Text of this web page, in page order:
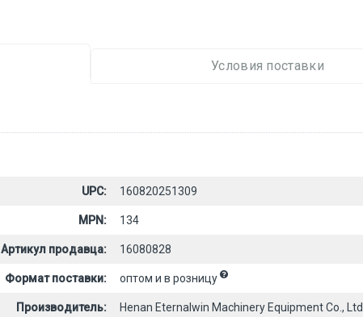
Условия поставки
UPC: 160820251309
MPN: 134
Артикул продавца: 16080828
Формат поставки: оптом и в розницу
Производитель: Henan Eternalwin Machinery Equipment Co., Ltd